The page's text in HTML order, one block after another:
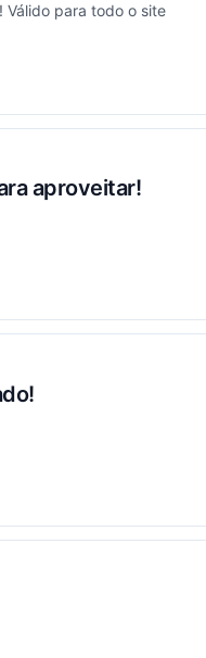
Válido para todo o site
aproveitar!